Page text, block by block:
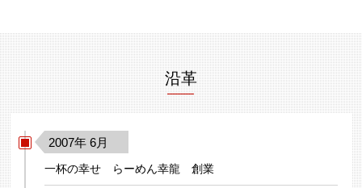
沿革
2007年 6月
一杯の幸せ らーめん幸龍 創業